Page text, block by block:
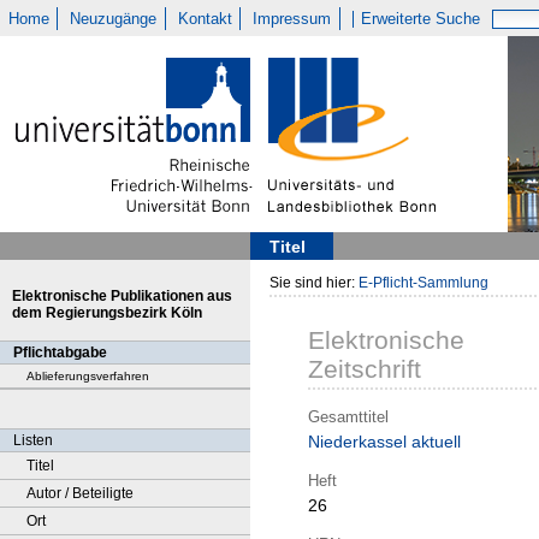
Home Neuzugänge Kontakt Impressum Erweiterte Suche
Titel
Elektronische Publikationen aus
dem Regierungsbezirk Köln
Pflichtabgabe
Ablieferungsverfahren
Listen
Titel
Autor / Beteiligte
Ort
Sie sind hier: E-Pflicht-Sammlung
Elektronische
Zeitschrift
Gesamttitel
Niederkassel aktuell
Heft
26